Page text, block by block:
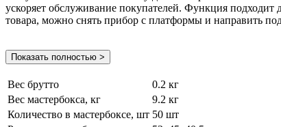
ускоряет обслуживание покупателей. Функция подходит
товара, можно снять прибор с платформы и направить
Показать полностью >
Вес брутто
0.2 кг
Вес мастербокса, кг
9.2 кг
Количество в мастербоксе, шт 50 шт